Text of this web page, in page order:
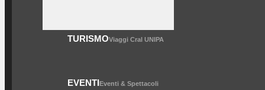
TURISMOViaggi Cral UNIPA
EVENTIEventi & Spettacoli